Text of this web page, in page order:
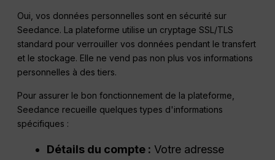
Oui, vos données personnelles sont en sécurité sur
Seedance. La plateforme utilise un cryptage SSL/TLS
standard pour verrouiller vos données pendant le transfert
et le stockage. Elle ne vend pas non plus vos informations
personnelles à des tiers.
Pour assurer le bon fonctionnement de la plateforme,
Seedance recueille quelques types d'informations
spécifiques :
Détails du compte : Votre adresse